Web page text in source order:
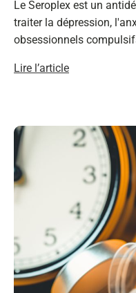
Le Seroplex est un
traiter la dépression,
obsessionnels
Lire l’article